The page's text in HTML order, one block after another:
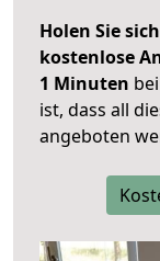
Holen Sie
kostenlose
1 Minuten
ist, dass all
angeboten